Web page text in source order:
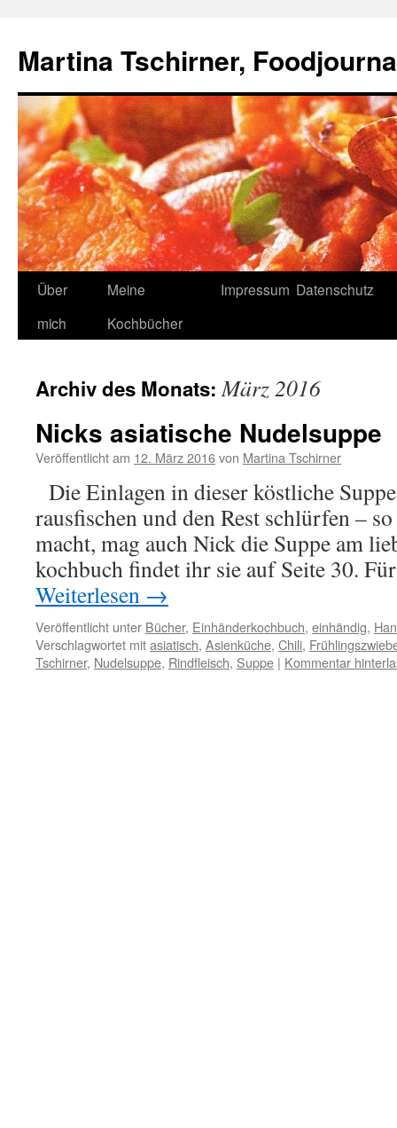
springen
Martina Tschirner,
Über
mich
Meine
Kochbücher
Impressum Datenschutz
Archiv des Monats:März 2016
Nicks asiatische Nudelsuppe
Veröffentlicht am 12. März 2016von Martina Tschirner
Die Einlagen in dieser köstliche
rausfischen und den Rest schlürfen –
macht, mag auch Nick die Suppe am
kochbuch findet ihr sie auf Seite 30.
Weiterlesen →
Veröffentlicht unter Bücher, Einhänderkochbuch, einhändig,
Verschlagwortet mitasiatisch, Asienküche, Chili,
Tschirner, Nudelsuppe, Rindfleisch, Suppe | Kommentar